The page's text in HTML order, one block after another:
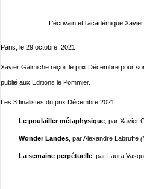
L’écrivain et l’académique
Paris, le 29 octobre, 2021
Xavier Galmiche reçoit le prix Décembre pour
publié aux Editions le Pommier.
Les 3 finalistes du prix Décembre 2021 :
Le poulailler métaphysique , par Xavier
Wonder Landes , par Alexandre Labruffe
La semaine perpétuelle , par Laura